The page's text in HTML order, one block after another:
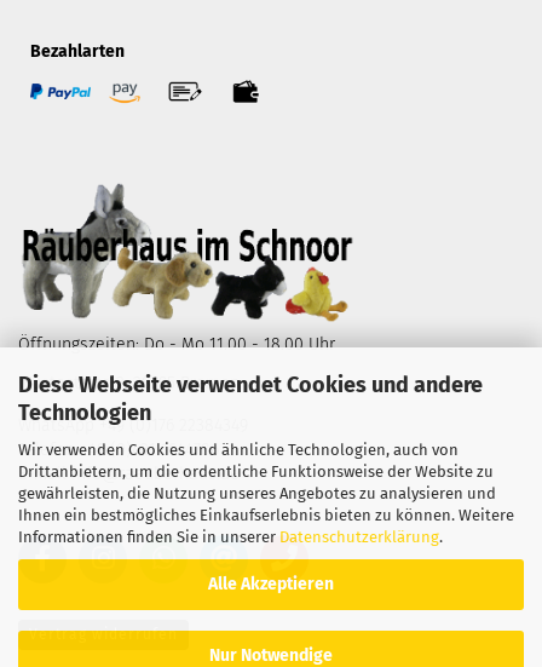
Diese Webseite verwendet Cookies und andere
Technologien
Wir verwenden Cookies und ähnliche Technologien, auch von
Drittanbietern, um die ordentliche Funktionsweise der Website zu
gewährleisten, die Nutzung unseres Angebotes zu analysieren und
Ihnen ein bestmögliches Einkaufserlebnis bieten zu können. Weitere
Informationen finden Sie in unserer Datenschutzerklärung.
Alle Akzeptieren
Nur Notwendige
Bezahlarten
Öffnungszeiten: Do - Mo 11.00 - 18.00 Uhr
Wüstestätte 2, 28195 Bremen
WhatsApp+49 (0)176 22384349
Telefon+49 (0)421 1644786
E-Mailinfo@raeuberhaus.de
Vertrag widerrufen